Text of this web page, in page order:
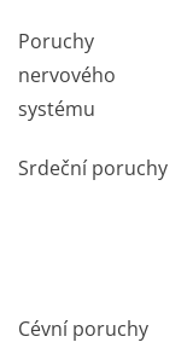
Poruchy
nervového
systému
Srdeční poruchy
Cévní poruchy